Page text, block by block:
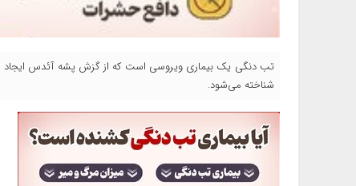
تب دنگی یک بیماری ویروسی است که از گزش پشه آئدس ایجاد
شناخته می‌شود.